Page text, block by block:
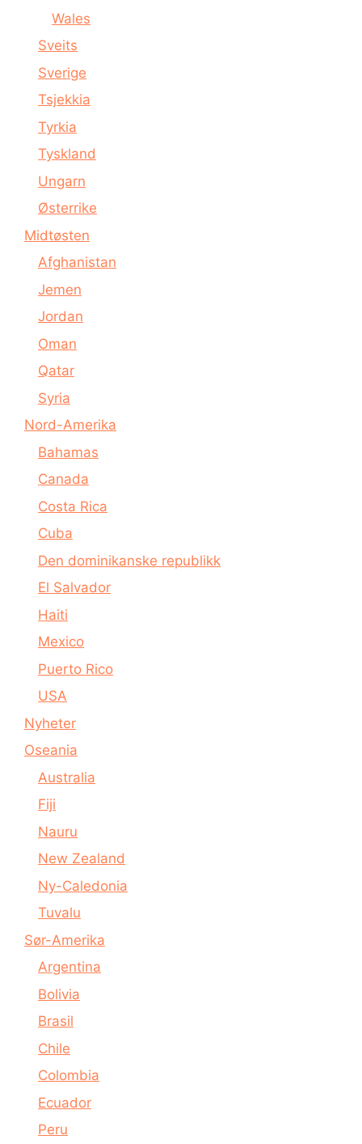
Wales
Sveits
Sverige
Tsjekkia
Tyrkia
Tyskland
Ungarn
Østerrike
Midtøsten
Afghanistan
Jemen
Jordan
Oman
Qatar
Syria
Nord-Amerika
Bahamas
Canada
Costa Rica
Cuba
Den dominikanske republikk
El Salvador
Haiti
Mexico
Puerto Rico
USA
Nyheter
Oseania
Australia
Fiji
Nauru
New Zealand
Ny-Caledonia
Tuvalu
Sør-Amerika
Argentina
Bolivia
Brasil
Chile
Colombia
Ecuador
Peru